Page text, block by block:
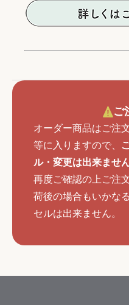
ご
オーダー商品はご注
等に入りますので、
ル・変更は出来ませ
再度ご確認の上ご注
荷後の場合もいかな
セルは出来ません。